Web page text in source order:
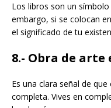
Los libros son un
embargo, si se colocan
el significado de tu
8.- Obra de arte
Es una clara señal de
completa. Vives en